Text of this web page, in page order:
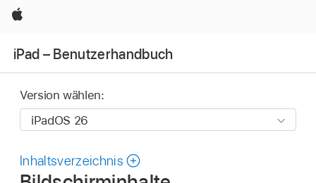
Apple
iPad – Benutzerhandbuch
Version wählen:
Inhaltsverzeichnis